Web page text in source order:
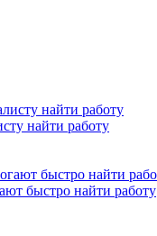
найти работу
быстро найти работу